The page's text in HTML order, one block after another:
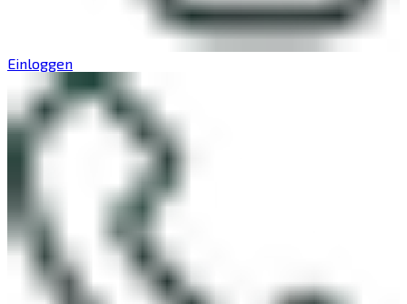
Einloggen